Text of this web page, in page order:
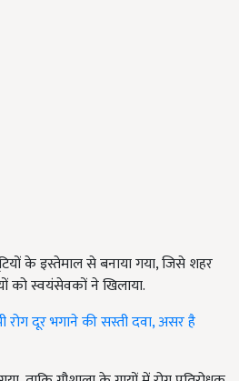
के इस्तेमाल से बनाया गया, जिसे शहर
स्वयंसेवकों ने खिलाया.
दूर भगाने की सस्ती दवा, असर है